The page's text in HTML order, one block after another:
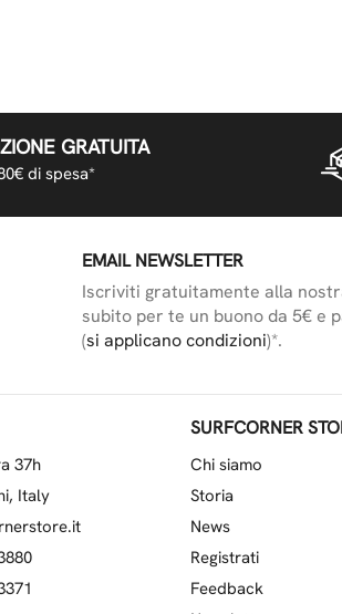
GRATUITA
di spesa*
EMAIL NEWSLETTER
Iscriviti gratuitamente alla
subito per te un buono da 5€ e
(si applicano condizioni)*.
37h
Italy
SURFCORNER
Chi siamo
Storia
News
Registrati
Feedback